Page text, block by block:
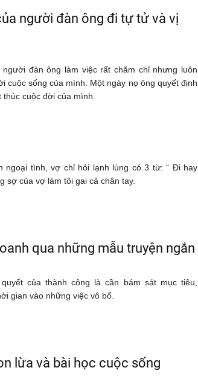
người đàn ông đi tự tử và vị
đàn ông làm việc rất chăm chỉ nhưng luôn
cuộc sống của mình. Một ngày nọ ông quyết định
cuộc đời của mình.
ngoại tình, vợ chỉ hỏi lạnh lùng có 3 từ: “ Đi hay
sợ của vợ làm tôi gai cả chân tay.
qua những mẫu truyện ngắn
của thành công là cần bám sát mục tiêu,
gian vào những việc vô bổ.
lừa và bài học cuộc sống